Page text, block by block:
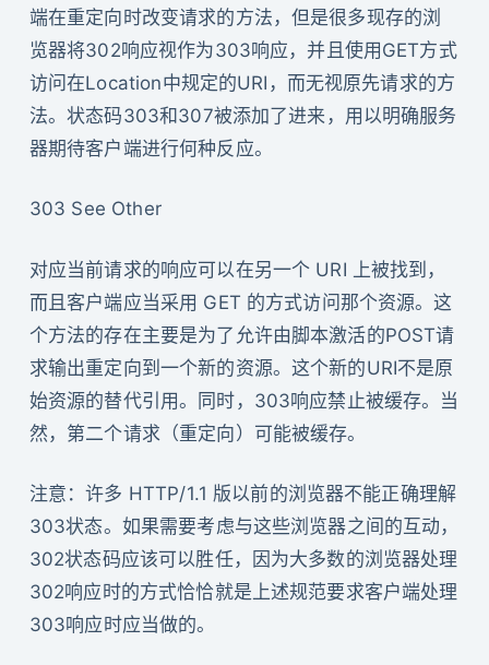
端在重定向时改变请求的方法，但是很多现存的浏
览器将302响应视作为303响应，并且使用GET方式
访问在Location中规定的URI，而无视原先请求的方
法。状态码303和307被添加了进来，用以明确服务
器期待客户端进行何种反应。
303 See Other
对应当前请求的响应可以在另一个 URI 上被找到，
而且客户端应当采用 GET 的方式访问那个资源。这
个方法的存在主要是为了允许由脚本激活的POST请
求输出重定向到一个新的资源。这个新的URI不是原
始资源的替代引用。同时，303响应禁止被缓存。当
然，第二个请求（重定向）可能被缓存。
注意：许多 HTTP/1.1 版以前的浏览器不能正确理解
303状态。如果需要考虑与这些浏览器之间的互动，
302状态码应该可以胜任，因为大多数的浏览器处理
302响应时的方式恰恰就是上述规范要求客户端处理
303响应时应当做的。